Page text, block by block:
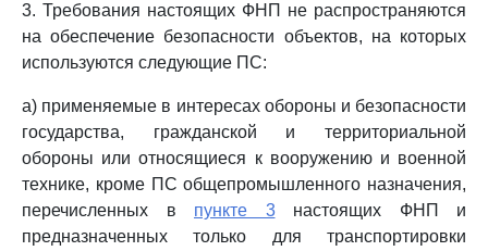
3. Требования настоящих ФНП не распространяются
на обеспечение безопасности объектов, на которых
используются следующие ПС:
а) применяемые в интересах обороны и безопасности
государства, гражданской и территориальной
обороны или относящиеся к вооружению и военной
технике, кроме ПС общепромышленного назначения,
перечисленных в пункте 3настоящих ФНП и
предназначенных только для транспортировки